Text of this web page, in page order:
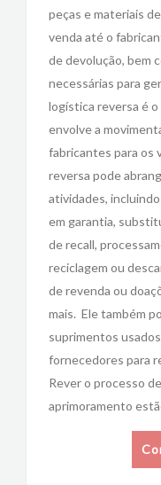
peças e materiais
venda até o
de devolução, bem
necessárias para
logística reversa é
envolve a
fabricantes para os
reversa pode
atividades,
em garantia,
de recall,
reciclagem ou
de revenda ou
mais. Ele também
suprimentos
fornecedores para
Rever o processo
aprimoramento